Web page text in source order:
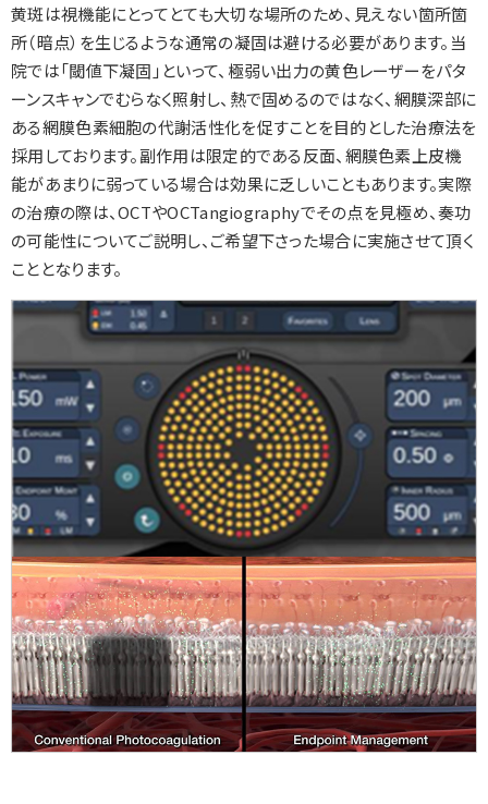
黄斑は視機能にとってとても大切な場所のため、見えない箇所箇
所（暗点）を生じるような通常の凝固は避ける必要があります。当
院では「閾値下凝固」といって、極弱い出力の黄色レーザーをパタ
ーンスキャンでむらなく照射し、熱で固めるのではなく、網膜深部に
ある網膜色素細胞の代謝活性化を促すことを目的とした治療法を
採用しております。副作用は限定的である反面、網膜色素上皮機
能があまりに弱っている場合は効果に乏しいこともあります。実際
の治療の際は、OCTやOCTangiographyでその点を見極め、奏功
の可能性についてご説明し、ご希望下さった場合に実施させて頂く
こととなります。